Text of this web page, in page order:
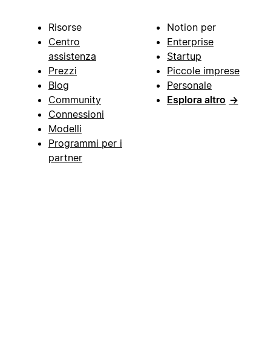
Risorse
Centro
assistenza
Prezzi
Blog
Community
Connessioni
Modelli
Programmi per i
partner
Notion per
Enterprise
Startup
Piccole imprese
Personale
Esplora altro →